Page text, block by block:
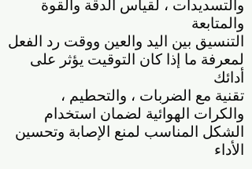
والتسديدات ، لقياس الدقة والقوة
والمتابعة
التنسيق بين اليد والعين ووقت رد الفعل
لمعرفة ما إذا كان التوقيت يؤثر على
أدائك
تقنية مع الضربات ، والتحطيم ،
والكرات الهوائية لضمان استخدام
الشكل المناسب لمنع الإصابة وتحسين
الأداء